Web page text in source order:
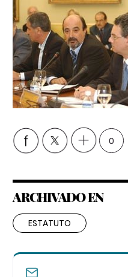
0
ARCHIVADO EN
ESTATUTO